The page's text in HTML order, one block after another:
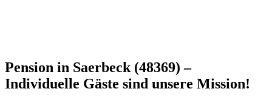
Pension in Saerbeck (48369) –
Individuelle Gäste sind unsere Mission!